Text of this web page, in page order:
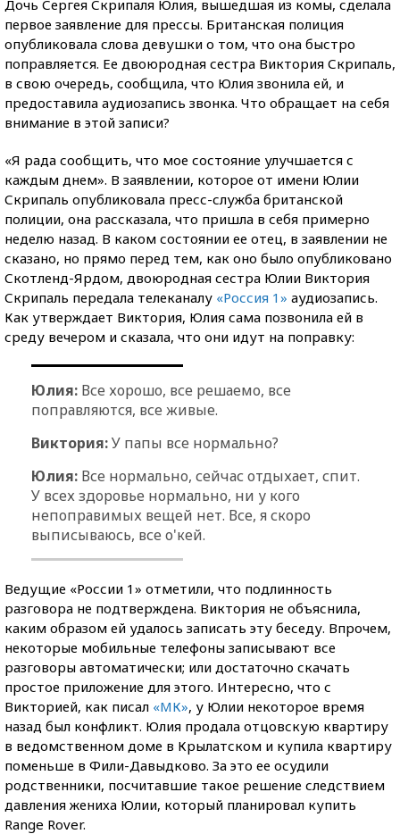
Дочь Сергея Скрипаля Юлия, вышедшая из комы, сделала
первое заявление для прессы. Британская полиция
опубликовала слова девушки о том, что она быстро
поправляется. Ее двоюродная сестра Виктория Скрипаль,
в свою очередь, сообщила, что Юлия звонила ей, и
предоставила аудиозапись звонка. Что обращает на себя
внимание в этой записи?
«Я рада сообщить, что мое состояние улучшается с
каждым днем». В заявлении, которое от имени Юлии
Скрипаль опубликовала пресс-служба британской
полиции, она рассказала, что пришла в себя примерно
неделю назад. В каком состоянии ее отец, в заявлении не
сказано, но прямо перед тем, как оно было опубликовано
Скотленд-Ярдом, двоюродная сестра Юлии Виктория
Скрипаль передала телеканалу «Россия 1» аудиозапись.
Как утверждает Виктория, Юлия сама позвонила ей в
среду вечером и сказала, что они идут на поправку:
Юлия: Все хорошо, все решаемо, все
поправляются, все живые.
Виктория:У папы все нормально?
Юлия: Все нормально, сейчас отдыхает, спит.
У всех здоровье нормально, ни у кого
непоправимых вещей нет. Все, я скоро
выписываюсь, все о'кей.
Ведущие «России 1» отметили, что подлинность
разговора не подтверждена. Виктория не объяснила,
каким образом ей удалось записать эту беседу. Впрочем,
некоторые мобильные телефоны записывают все
разговоры автоматически; или достаточно скачать
простое приложение для этого. Интересно, что с
Викторией, как писал «МК», у Юлии некоторое время
назад был конфликт. Юлия продала отцовскую квартиру
в ведомственном доме в Крылатском и купила квартиру
поменьше в Фили-Давыдково. За это ее осудили
родственники, посчитавшие такое решение следствием
давления жениха Юлии, который планировал купить
Range Rover.